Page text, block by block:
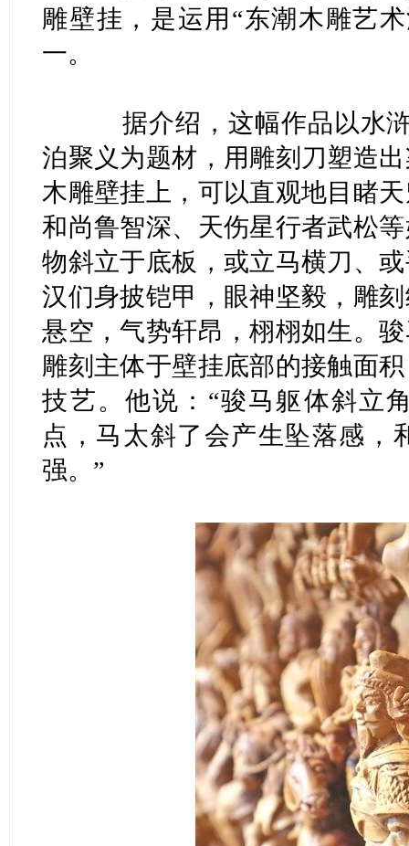
雕壁挂，是运用“东潮木雕艺
一。
据介绍，这幅作品以水浒
泊聚义为题材，用雕刻刀塑造
木雕壁挂上，可以直观地目睹
和尚鲁智深、天伤星行者武松
物斜立于底板，或立马横刀、
汉们身披铠甲，眼神坚毅，雕
悬空，气势轩昂，栩栩如生。
雕刻主体于壁挂底部的接触面
技艺。他说：“骏马躯体斜立
点，马太斜了会产生坠落感，
强。”